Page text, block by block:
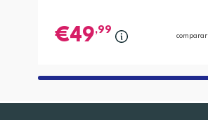
49,99
comparar